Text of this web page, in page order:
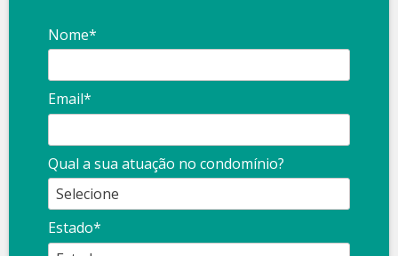
Nome*
Email*
Qual a sua atuação no condomínio?
Estado*